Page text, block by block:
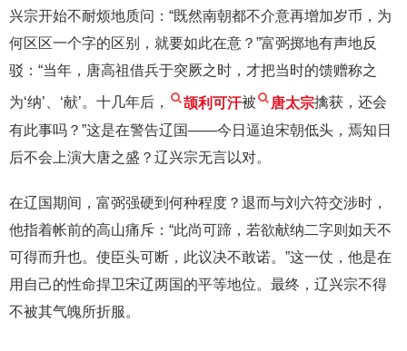
兴宗开始不耐烦地质问：“既然南朝都不介意再增加岁币，为
何区区一个字的区别，就要如此在意？”富弼掷地有声地反
驳：“当年，唐高祖借兵于突厥之时，才把当时的馈赠称之
为‘纳’、‘献’。十几年后， 颉利可汗被 唐太宗擒获，还会
有此事吗？”这是在警告辽国——今日逼迫宋朝低头，焉知日
后不会上演大唐之盛？辽兴宗无言以对。
在辽国期间，富弼强硬到何种程度？退而与刘六符交涉时，
他指着帐前的高山痛斥：“此尚可蹄，若欲献纳二字则如天不
可得而升也。使臣头可断，此议决不敢诺。”这一仗，他是在
用自己的性命捍卫宋辽两国的平等地位。最终，辽兴宗不得
不被其气魄所折服。